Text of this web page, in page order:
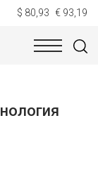
$ 80,93 € 93,19